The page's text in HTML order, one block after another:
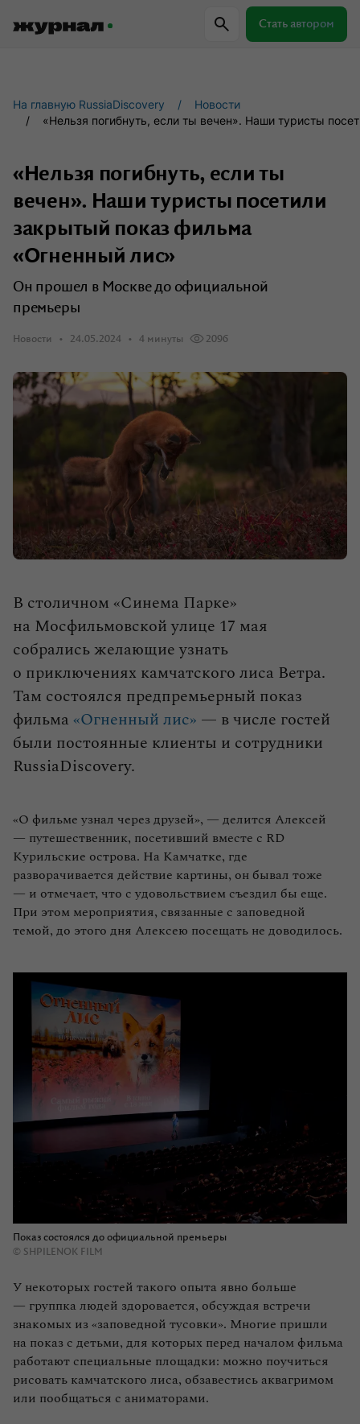
Стать автором
Журнал RussiaDiscovery
Пишем о России, чтобы родная земля
влюбленными в путешествия.
Выбрать тур
На главную RussiaDiscovery
Новости
«Нельзя погибнуть, если ты вечен». Наши туристы
«Нельзя погибнуть, если ты
вечен». Наши туристы посетили
закрытый показ фильма
«Огненный лис»
Он прошел в Москве до официальной
премьеры
Новости 24.05.2024 4 минуты 2096
В столичном «Синема Парке»
на Мосфильмовской улице 17 мая
собрались желающие узнать
о приключениях камчатского лиса Ветра.
Там состоялся предпремьерный показ
фильма «Огненный лис» — в числе гостей
были постоянные клиенты и сотрудники
RussiaDiscovery.
«О фильме узнал через друзей», — делится Алексей
— путешественник, посетивший вместе с RD
Курильские острова. На Камчатке, где
разворачивается действие картины, он бывал тоже
— и отмечает, что с удовольствием съездил бы еще.
При этом мероприятия, связанные с заповедной
темой, до этого дня Алексею посещать не доводилось.
Показ состоялся до официальной премьеры
© SHPILENOK FILM
У некоторых гостей такого опыта явно больше
— группка людей здоровается, обсуждая встречи
знакомых из «заповедной тусовки». Многие пришли
на показ с детьми, для которых перед началом фильма
работают специальные площадки: можно поучиться
рисовать камчатского лиса, обзавестись аквагримом
или пообщаться с аниматорами.